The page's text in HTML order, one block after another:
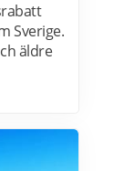
Sverige.
äldre
Du kan
i